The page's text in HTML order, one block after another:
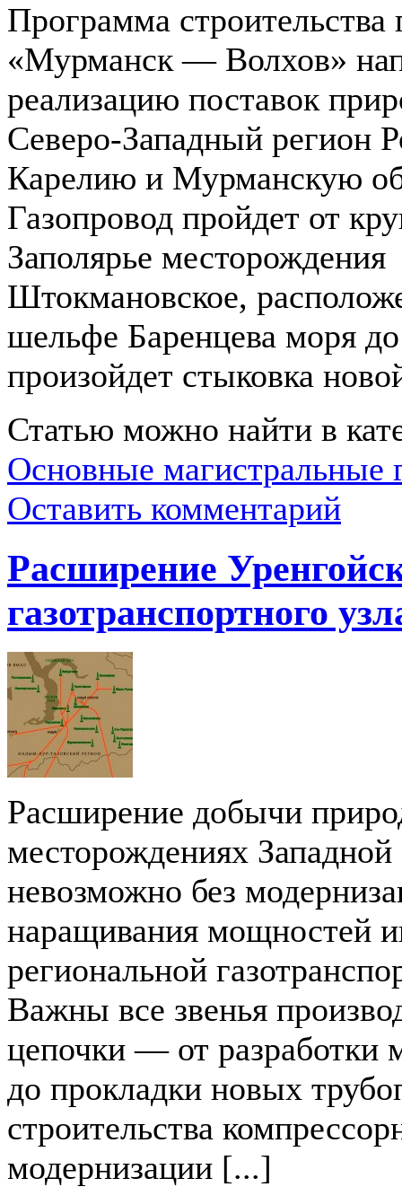
Программа строительства
«Мурманск — Волхов»
реализацию поставок
Северо-Западный регион
Карелию и Мурманскую
Газопровод пройдет от
Заполярье месторождения
Штокмановское,
шельфе Баренцева моря
произойдет стыковка
Статью можно найти в
Основные магистральные
Оставить комментарий
Расширение
газотранспортного
Расширение добычи
месторождениях
невозможно без
наращивания мощностей
региональной
Важны все звенья
цепочки — от разработки
до прокладки новых
строительства
модернизации [...]